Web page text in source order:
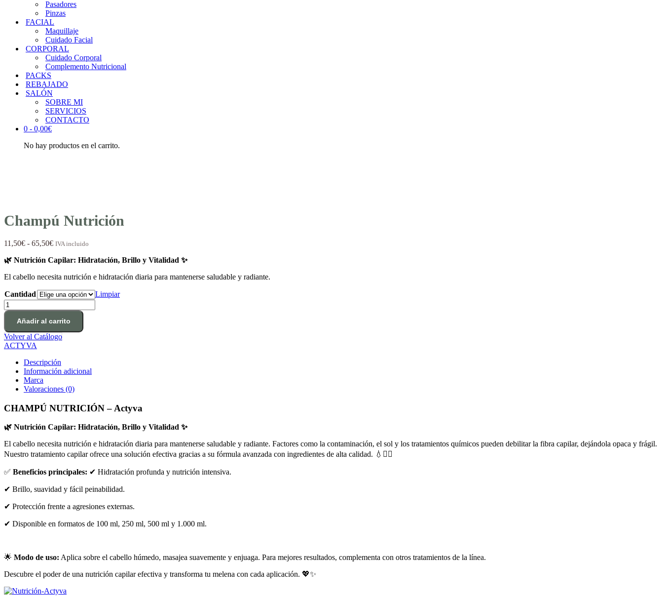
Pasadores
Pinzas
FACIAL
Maquillaje
Cuidado Facial
CORPORAL
Cuidado Corporal
Complemento Nutricional
PACKS
REBAJADO
SALÓN
SOBRE MI
SERVICIOS
CONTACTO
0 - 0,00€
No hay productos en el carrito.
Champú Nutrición
11,50€ - 65,50€Rango
precios:
11,50€
65,50€
IVA incluido
🌿 Nutrición Capilar: Hidratación, Brillo y Vitalidad ✨
El cabello necesita nutrición e hidratación diaria para mantenerse saludable y radiante.
Cantidad
Limpiar
Champú
Nutrición
cantidad
Añadir al carrito
Volver al Catálogo
ACTYVA
Descripción
Información adicional
Marca
Valoraciones (0)
CHAMPÚ NUTRICIÓN – Actyva
🌿 Nutrición Capilar: Hidratación, Brillo y Vitalidad ✨
El cabello necesita nutrición e hidratación diaria para mantenerse saludable y radiante. Factores como la contaminación, el sol y los tratamientos químicos pueden debilitar la fibra capilar, dejándola opaca y frágil.
Nuestro tratamiento capilar ofrece una solución efectiva gracias a su fórmula avanzada con ingredientes de alta calidad. 💧💆‍♀️
✅ Beneficios principales: ✔ Hidratación profunda y nutrición intensiva.
✔ Brillo, suavidad y fácil peinabilidad.
✔ Protección frente a agresiones externas.
✔ Disponible en formatos de 100 ml, 250 ml, 500 ml y 1.000 ml.
🌟 Modo de uso: Aplica sobre el cabello húmedo, masajea suavemente y enjuaga. Para mejores resultados, complementa con otros tratamientos de la línea.
Descubre el poder de una nutrición capilar efectiva y transforma tu melena con cada aplicación. 💖✨